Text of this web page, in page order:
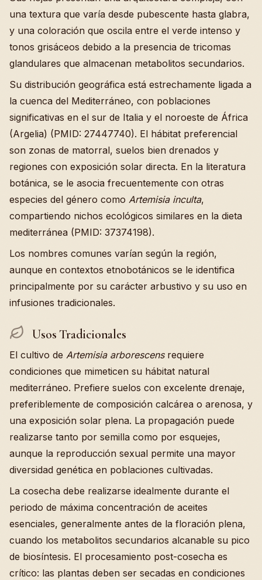
una textura que varía desde pubescente hasta glabra,
y una coloración que oscila entre el verde intenso y
tonos grisáceos debido a la presencia de tricomas
glandulares que almacenan metabolitos secundarios.
Su distribución geográfica está estrechamente ligada a
la cuenca del Mediterráneo, con poblaciones
significativas en el sur de Italia y el noroeste de África
(Argelia) (PMID: 27447740). El hábitat preferencial
son zonas de matorral, suelos bien drenados y
regiones con exposición solar directa. En la literatura
botánica, se le asocia frecuentemente con otras
especies del género como Artemisia inculta,
compartiendo nichos ecológicos similares en la dieta
mediterránea (PMID: 37374198).
Los nombres comunes varían según la región,
aunque en contextos etnobotánicos se le identifica
principalmente por su carácter arbustivo y su uso en
infusiones tradicionales.
Usos Tradicionales
El cultivo de Artemisia arborescensrequiere
condiciones que mimeticen su hábitat natural
mediterráneo. Prefiere suelos con excelente drenaje,
preferiblemente de composición calcárea o arenosa, y
una exposición solar plena. La propagación puede
realizarse tanto por semilla como por esquejes,
aunque la reproducción sexual permite una mayor
diversidad genética en poblaciones cultivadas.
La cosecha debe realizarse idealmente durante el
periodo de máxima concentración de aceites
esenciales, generalmente antes de la floración plena,
cuando los metabolitos secundarios alcanable su pico
de biosíntesis. El procesamiento post-cosecha es
crítico: las plantas deben ser secadas en condiciones